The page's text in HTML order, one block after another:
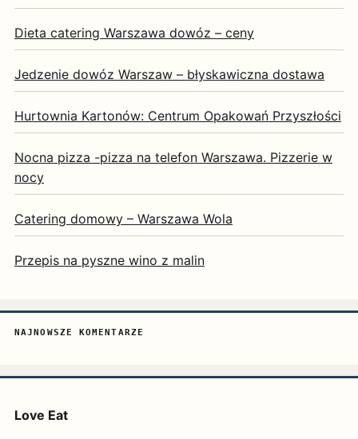
Dieta catering Warszawa dowóz – ceny
Jedzenie dowóz Warszaw – błyskawiczna dostawa
Hurtownia Kartonów: Centrum Opakowań Przyszłości
Nocna pizza -pizza na telefon Warszawa. Pizzerie w
nocy
Catering domowy – Warszawa Wola
Przepis na pyszne wino z malin
NAJNOWSZE KOMENTARZE
Love Eat